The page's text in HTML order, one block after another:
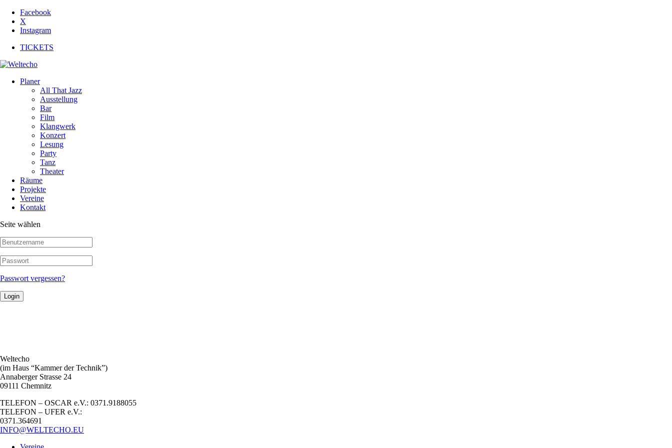
Facebook
X
Instagram
TICKETS
Planer
All That Jazz
Ausstellung
Bar
Film
Klangwerk
Konzert
Lesung
Party
Tanz
Theater
Räume
Projekte
Vereine
Kontakt
Seite wählen
Passwort vergessen?
Login
Weltecho
(im Haus “Kammer der Technik”)
Annaberger Strasse 24
09111 Chemnitz
TELEFON – OSCAR e.V.: 0371.9188055
TELEFON – UFER e.V.:
0371.364691
INFO@WELTECHO.EU